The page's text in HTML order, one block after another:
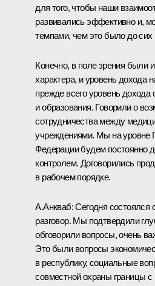
для того, чтобы наши
развивались эффективно и,
темпами, чем это было до сих
Конечно, в поле зрения были
характера, и уровень дохода
прежде всего уровень дохода
и образования. Говорили о
сотрудничества между
учреждениями. Мы на уровне
Федерации будем постоянно
контролем. Договорились
в рабочем порядке.
А.Анкваб:Сегодня состоялся
разговор. Мы подтвердили
обговорили вопросы, очень
Это были вопросы
в республику, социальные
совместной охраны границы с